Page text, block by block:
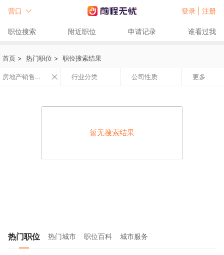
营口 登录 | 注册
职位搜索 附近职位 申请记录 谁看过我
首页 > 热门职位 > 职位搜索结果
房地产销售专员 行业分类 公司性质 更多
暂无搜索结果
热门职位 热门城市 职位百科 城市服务